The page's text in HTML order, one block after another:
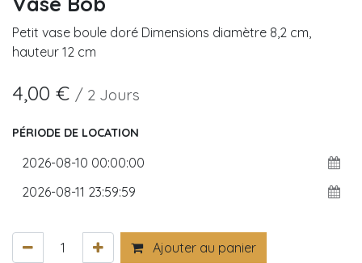
Petit vase boule doré Dimensions diamètre 8,2 cm,
hauteur 12 cm
4,00 € / 2 Jours
PÉRIODE DE LOCATION
Ajouter au panier